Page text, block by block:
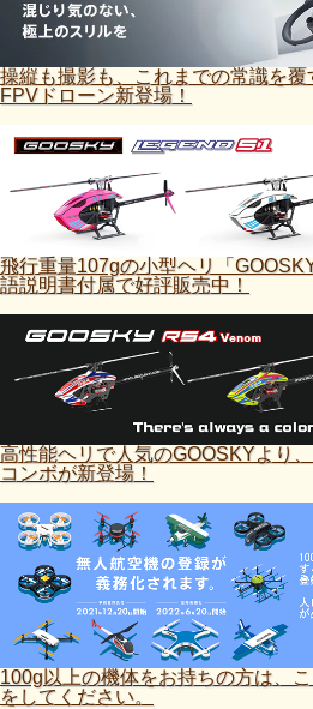
操縦も撮影も、これまでの常識を
FPVドローン新登場！
飛行重量107gの小型ヘリ「
語説明書付属で好評販売中！
高性能ヘリで人気のGOOSKYより
コンボが新登場！
100g以上の機体をお持ちの方は、
をしてください。